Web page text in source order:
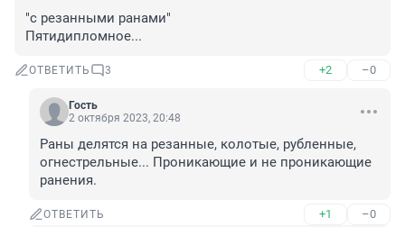
"с резанными ранами"
Пятидипломное...
ОТВЕТИТЬ 3 +2 –0
Гость
2 октября 2023, 20:48
Раны делятся на резанные, колотые, рубленные,
огнестрельные... Проникающие и не проникающие
ранения.
ОТВЕТИТЬ +1 –0